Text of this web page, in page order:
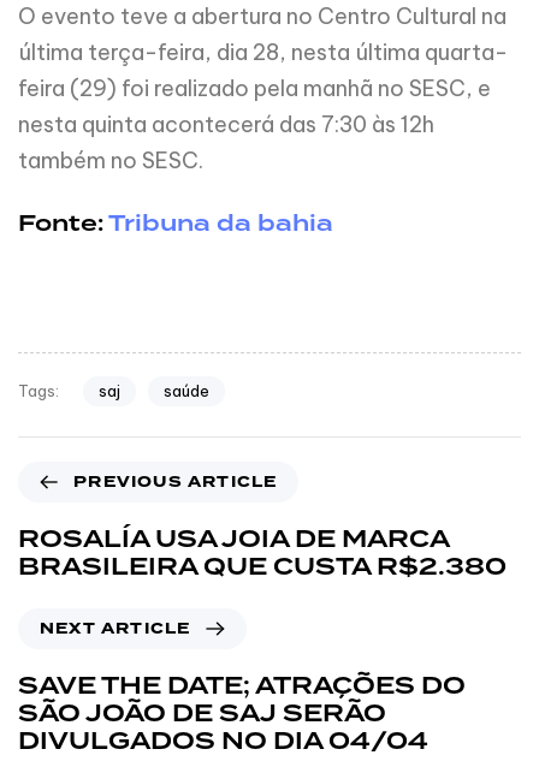
O evento teve a abertura no Centro Cultural na
última terça-feira, dia 28, nesta última quarta-
feira (29) foi realizado pela manhã no SESC, e
nesta quinta acontecerá das 7:30 às 12h
também no SESC.
Fonte:Tribuna da bahia
Tags: saj saúde
PREVIOUS ARTICLE
ROSALÍA USA JOIA DE MARCA
BRASILEIRA QUE CUSTA R$2.380
NEXT ARTICLE
SAVE THE DATE; ATRAÇÕES DO
SÃO JOÃO DE SAJ SERÃO
DIVULGADOS NO DIA 04/04